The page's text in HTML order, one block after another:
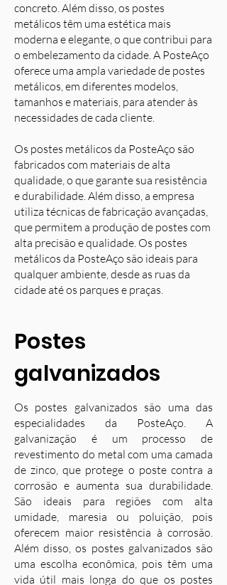
concreto. Além disso, os postes
metálicos têm uma estética mais
moderna e elegante, o que contribui para
o embelezamento da cidade. A PosteAço
oferece uma ampla variedade de postes
metálicos, em diferentes modelos,
tamanhos e materiais, para atender às
necessidades de cada cliente.
Os postes metálicos da PosteAço são
fabricados com materiais de alta
qualidade, o que garante sua resistência
e durabilidade. Além disso, a empresa
utiliza técnicas de fabricação avançadas,
que permitem a produção de postes com
alta precisão e qualidade. Os postes
metálicos da PosteAço são ideais para
qualquer ambiente, desde as ruas da
cidade até os parques e praças.
Postes
galvanizados
Os postes galvanizados são uma das
especialidades da PosteAço. A
galvanização é um processo de
revestimento do metal com uma camada
de zinco, que protege o poste contra a
corrosão e aumenta sua durabilidade.
São ideais para regiões com alta
umidade, maresia ou poluição, pois
oferecem maior resistência à corrosão.
Além disso, os postes galvanizados são
uma escolha econômica, pois têm uma
vida útil mais longa do que os postes